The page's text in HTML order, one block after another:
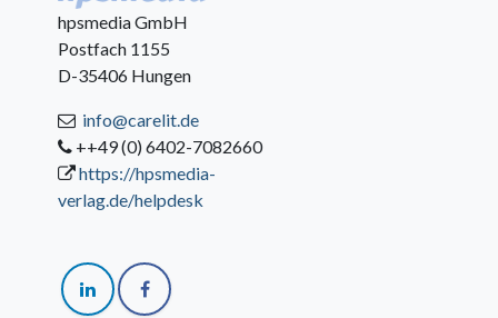
hpsmedia GmbH
Postfach 1155
D-35406 Hungen
info@carelit.de
++49 (0) 6402-7082660
https://hpsmedia-
verlag.de/helpdesk